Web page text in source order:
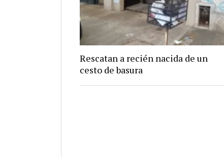
Rescatan a recién nacida de un
cesto de basura